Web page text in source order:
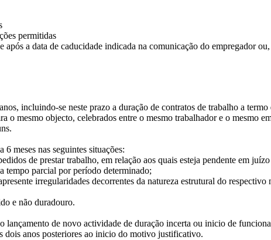
permitidas
a data de caducidade indicada na comunicação do empregador
incluindo-se neste prazo a duração de contratos de trabalho a
o mesmo objecto, celebrados entre o mesmo trabalhador e o mesmo
meses nas seguintes situações:
de prestar trabalho, em relação aos quais esteja pendente em
tempo parcial por período determinado;
irregularidades decorrentes da natureza estrutural do
e não duradouro.
de novo actividade de duração incerta ou inicio de
dois anos posteriores ao inicio do motivo justificativo.